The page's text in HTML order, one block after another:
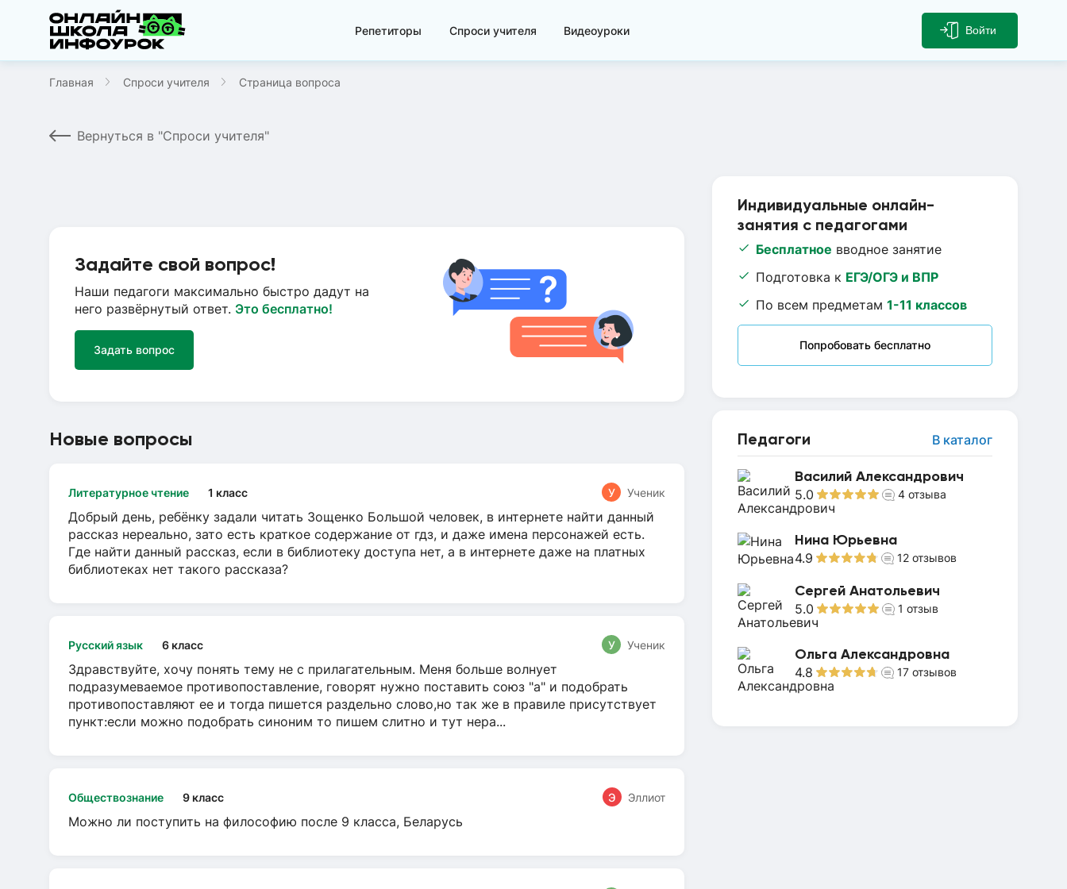
Репетиторы Спроси учителя Видеоуроки Войти
Главная Спроси учителя Страница вопроса
Вернуться в "Спроси учителя"
Индивидуальные онлайн-
занятия с педагогами
Бесплатное вводное занятие
Подготовка к ЕГЭ/ОГЭ и ВПР
По всем предметам 1-11 классов
Попробовать бесплатно
Педагоги В каталог
Василий Александрович
5.0 4 отзыва
Нина Юрьевна
4.9 12 отзывов
Сергей Анатольевич
5.0 1 отзыв
Ольга Александровна
4.8 17 отзывов
Задайте свой вопрос!
Наши педагоги максимально быстро дадут на
него развёрнутый ответ. Это бесплатно!
Задать вопрос
Новые вопросы
Литературное чтение 1 класс У Ученик
Добрый день, ребёнку задали читать Зощенко Большой человек, в интернете найти данный
рассказ нереально, зато есть краткое содержание от гдз, и даже имена персонажей есть.
Где найти данный рассказ, если в библиотеку доступа нет, а в интернете даже на платных
библиотеках нет такого рассказа?
Русский язык 6 класс У Ученик
Здравствуйте, хочу понять тему не с прилагательным. Меня больше волнует
подразумеваемое противопоставление, говорят нужно поставить союз "а" и подобрать
противопоставляют ее и тогда пишется раздельно слово,но так же в правиле присутствует
пункт:если можно подобрать синоним то пишем слитно и тут нера...
Обществознание 9 класс Э Эллиот
Можно ли поступить на философию после 9 класса, Беларусь